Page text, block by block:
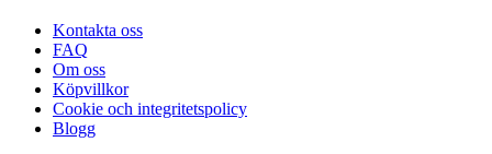
Kontakta oss
FAQ
Om oss
Köpvillkor
Cookie och integritetspolicy
Blogg